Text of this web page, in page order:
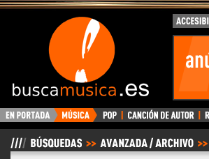
BuscaMusica.es